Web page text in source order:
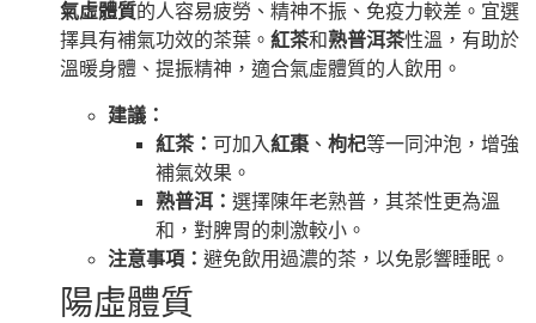
氣虛體質的人容易疲勞、精神不振、免疫力較差。宜選
擇具有補氣功效的茶葉。 紅茶和熟普洱茶性溫，有助於
溫暖身體、提振精神，適合氣虛體質的人飲用。
建議：
紅茶： 可加入紅棗 、 枸杞等一同沖泡，增強
補氣效果。
熟普洱： 選擇陳年老熟普，其茶性更為溫
和，對脾胃的刺激較小。
注意事項： 避免飲用過濃的茶，以免影響睡眠。
陽虛體質